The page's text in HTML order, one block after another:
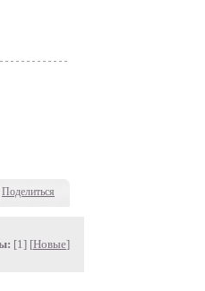
Поделиться
[1] [Новые]